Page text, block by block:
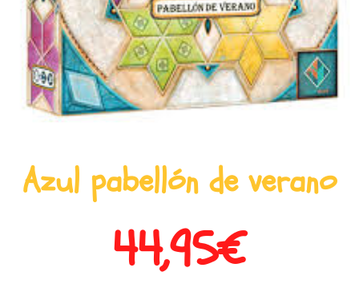
Azul pabellón de verano
44,95€